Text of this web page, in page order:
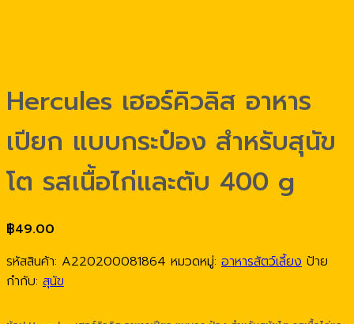
Hercules เฮอร์คิวลิส อาหาร
เปียก แบบกระป๋อง สำหรับสุนัข
โต รสเนื้อไก่และตับ 400 g
฿49.00
รหัสสินค้า: A220200081864 หมวดหมู่: อาหารสัตว์เลี้ยง ป้าย
กำกับ: สุนัข